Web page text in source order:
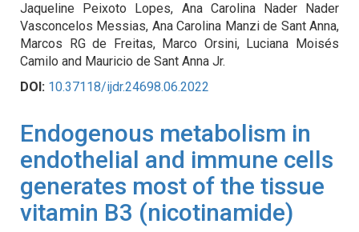
Jaqueline Peixoto Lopes, Ana Carolina Nader Nader
Vasconcelos Messias, Ana Carolina Manzi de Sant Anna,
Marcos RG de Freitas, Marco Orsini, Luciana Moisés
Camilo and Mauricio de Sant Anna Jr.
DOI: 10.37118/ijdr.24698.06.2022
Endogenous metabolism in
endothelial and immune cells
generates most of the tissue
vitamin B3 (nicotinamide)